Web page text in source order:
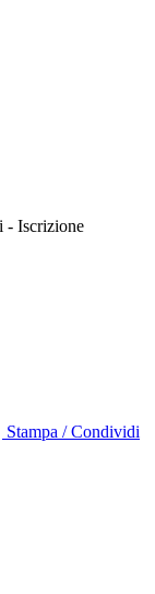
- Iscrizione
Stampa / Condividi